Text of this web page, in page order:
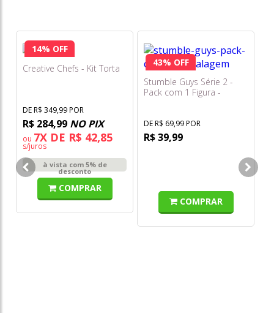
14% OFF
Creative Chefs - Kit Torta
DE R$ 349,99 POR
R$ 284,99 NO PIX
ou 7X DE R$ 42,85
s/juros
à vista com 5% de
desconto
COMPRAR
43% OFF
Stumble Guys Série 2 -
Pack com 1 Figura -
DE R$ 69,99 POR
R$ 39,99
COMPRAR